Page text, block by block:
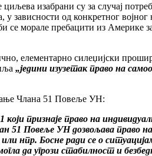
изабрани су за случај
од конкретног војног
се морале пребацити из Америке
елементарно силеџијски
„једини изузетак право на
Члана 51 Повеље УН:
признаје право на
Повеље УН дозвољава право
нпр. Босне ради се о
да угрози стабилност и